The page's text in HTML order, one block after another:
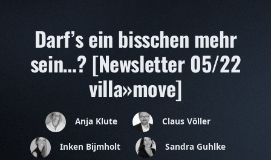
Darf’s ein bisschen mehr
sein…? [Newsletter 05/22
villa»move]
Anja Klute Claus Völler
Inken Bijmholt Sandra Guhlke